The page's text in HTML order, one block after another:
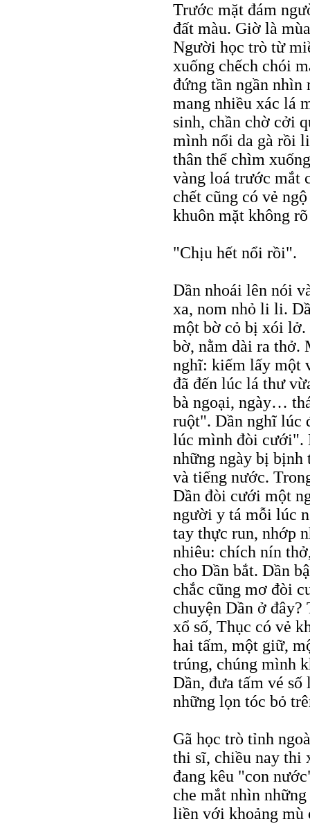
Trước mặt đám
đất màu. Giờ là
Người học trò từ
xuống chếch chói
đứng tần ngần
mang nhiều xác lá
sinh, chần chờ cởi
mình nổi da gà rồi
thân thể chìm
vàng loá trước mắt
chết cũng có vẻ
khuôn mặt không
"Chịu hết nổi rồi".
Dần nhoái lên nói
xa, nom nhỏ li li.
một bờ cỏ bị xói lở.
bờ, nằm dài ra thở.
nghĩ: kiếm lấy một
đã đến lúc lá thư
bà ngoại, ngày…
ruột". Dần nghĩ lúc
lúc mình đòi cưới".
những ngày bị
và tiếng nước.
Dần đòi cưới một
người y tá mỗi lúc
tay thực run, nhớp
nhiêu: chích nín
cho Dần bắt. Dần
chắc cũng mơ đòi
chuyện Dần ở
xổ số, Thục có vẻ
hai tấm, một giữ,
trúng, chúng mình
Dần, đưa tấm vé
những lọn tóc bỏ
Gã học trò tỉnh
thi sĩ, chiều nay thi
đang kêu "con
che mắt nhìn
liền với khoảng mù